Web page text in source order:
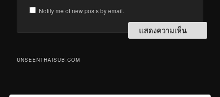
Notify me of new posts by email.
UNSEENTHAISUB.COM